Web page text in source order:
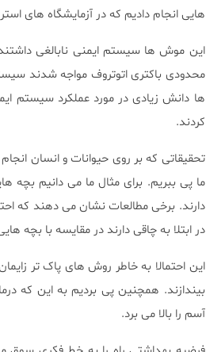
هایی انجام دادیم که در آزمایشگاه های
این موش ها سیستم ایمنی نابالغی داشتند
محدودی باکتری اتوتروف مواجه شدند
ها دانش زیادی در مورد عملکرد سیستم
کردند.
تحقیقاتی که بر روی حیوانات و انسان
ما پی ببریم. برای مثال ما می دانیم بچه
در ابتلا به چاقی دارند در مقایسه با بچه
این احتمالا به خاطر روش های پاک تر
بیندازند. همچنین پی بردیم به این که
آسم را بالا می برد.